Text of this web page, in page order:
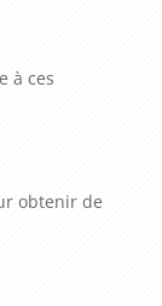
des
et
permettra
et de
"Maîtriser les
de copropriété"
B to B.
à ces
obtenir de